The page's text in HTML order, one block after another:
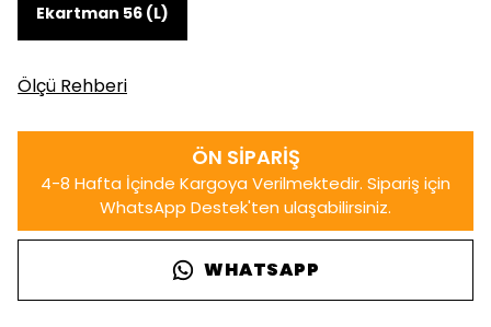
Ekartman 56 (L)
Ölçü Rehberi
WHATSAPP